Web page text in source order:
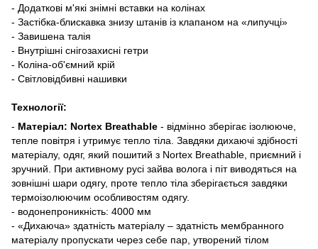
- Додаткові м'які знімні вставки на колінах
- Застібка-блискавка знизу штанів із клапаном на «липучці»
- Завишена талія
- Внутрішні снігозахисні гетри
- Коліна-об'ємний крій
- Світловідбивні нашивки
Технології:
- Матеріал: Nortex Breathable - відмінно зберігає ізолююче,
тепле повітря і утримує тепло тіла. Завдяки дихаючі здібності
матеріалу, одяг, який пошитий з Nortex Breathable, приємний і
зручний. При активному русі зайва волога і піт виводяться на
зовнішні шари одягу, проте тепло тіла зберігається завдяки
термоізолюючим особливостям одягу.
- водонепроникність: 4000 мм
- «Дихаюча» здатність матеріалу – здатність мембранного
матеріалу пропускати через себе пар, утворений тілом